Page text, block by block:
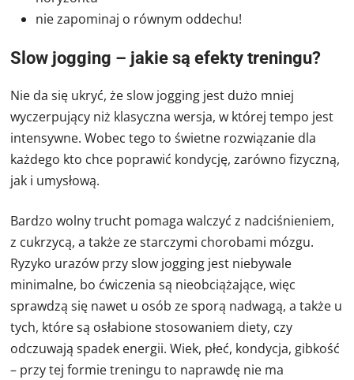
nie zapominaj o równym oddechu!
Slow jogging – jakie są efekty treningu?
Nie da się ukryć, że slow jogging jest dużo mniej
wyczerpujący niż klasyczna wersja, w której tempo jest
intensywne. Wobec tego to świetne rozwiązanie dla
każdego kto chce poprawić kondycję, zarówno fizyczną,
jak i umysłową.
Bardzo wolny trucht pomaga walczyć z nadciśnieniem,
z cukrzycą, a także ze starczymi chorobami mózgu.
Ryzyko urazów przy slow jogging jest niebywale
minimalne, bo ćwiczenia są nieobciążające, więc
sprawdzą się nawet u osób ze sporą nadwagą, a także u
tych, które są osłabione stosowaniem diety, czy
odczuwają spadek energii. Wiek, płeć, kondycja, gibkość
– przy tej formie treningu to naprawdę nie ma